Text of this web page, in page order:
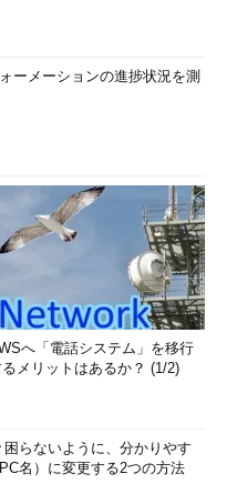
で利用可能です:
では利用できません:
スタンバイ状態をサポ
、最初に示したコントロー
状態のチェックボックスを
いったん「電源オプショ
、再び「電源オプション」
ーメーションの進捗状況を測
へ「電話システム」を移行
メリットはあるか？ (1/2)
困らないように、分かりやす
名）に変更する2つの方法